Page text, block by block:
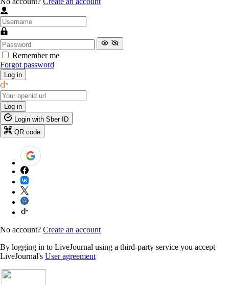
Remember me
Forgot password
Log in
Log in
Login with Sber ID
QR code
No account? Create an account
By logging in to LiveJournal using a third-party service you accept
LiveJournal's User agreement